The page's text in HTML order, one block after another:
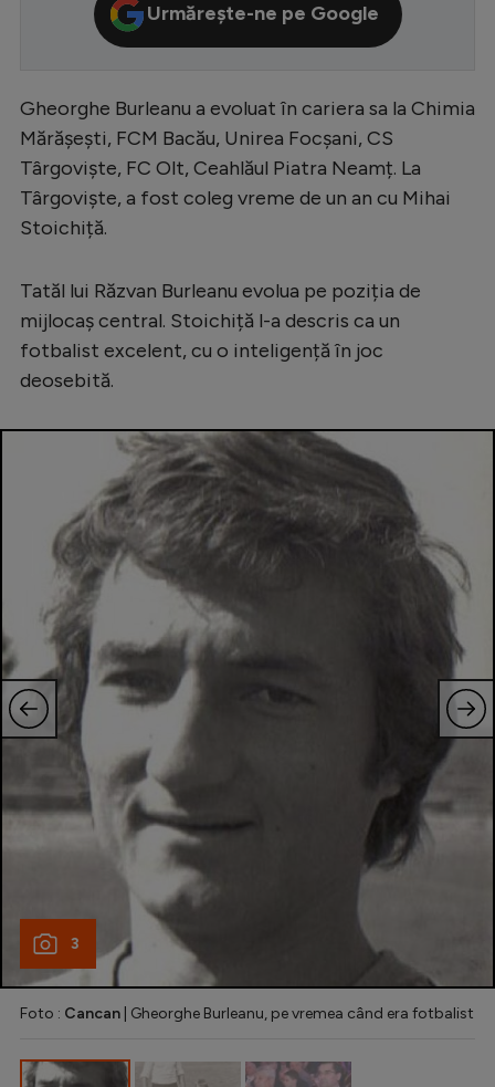
LaLiga
Bundesliga
Ligue 1
Campionate
Stranieri
Clasamente
Tenis
Handbal
Natație
Formula 1
Gimnastică
Ciclism
Alte sporturi
JO 2024
JO 2026
Creează cont
Urmărește-ne pe Google
Gheorghe Burleanu a evoluat în cariera sa la Chimia
Mărășești, FCM Bacău, Unirea Focșani, CS
Târgoviște, FC Olt, Ceahlăul Piatra Neamț. La
Târgoviște, a fost coleg vreme de un an cu Mihai
Stoichiță.
Tatăl lui Răzvan Burleanu evolua pe poziția de
mijlocaș central. Stoichiță l-a descris ca un
fotbalist excelent, cu o inteligență în joc
deosebită.
3
Foto : Cancan | Gheorghe Burleanu, pe vremea când era fotbalist